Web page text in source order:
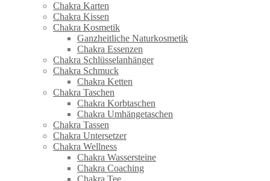
Chakra Karten
Chakra Kissen
Chakra Kosmetik
Ganzheitliche Naturkosmetik
Chakra Essenzen
Chakra Schlüsselanhänger
Chakra Schmuck
Chakra Ketten
Chakra Taschen
Chakra Korbtaschen
Chakra Umhängetaschen
Chakra Tassen
Chakra Untersetzer
Chakra Wellness
Chakra Wassersteine
Chakra Coaching